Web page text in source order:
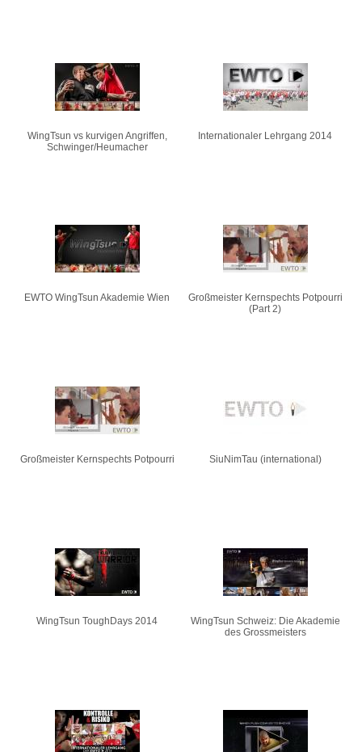
WingTsun vs kurvigen Angriffen,
Schwinger/Heumacher
Internationaler Lehrgang 2014
EWTO WingTsun Akademie Wien
Großmeister Kernspechts Potpourri
(Part 2)
Großmeister Kernspechts Potpourri SiuNimTau (international)
WingTsun ToughDays 2014
WingTsun Schweiz: Die Akademie
des Grossmeisters